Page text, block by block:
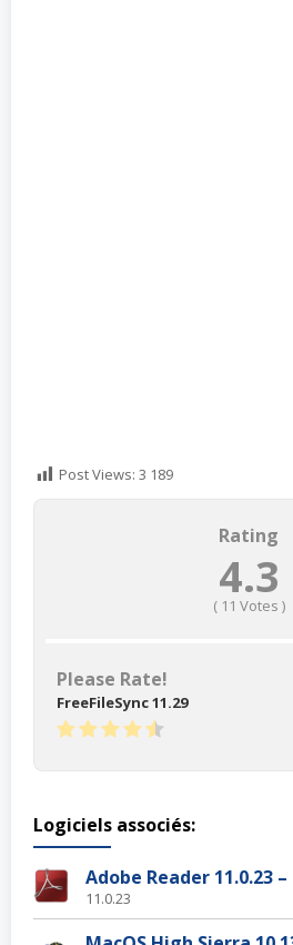
Post Views: 3 189
Rating
4.3
( 11 Votes )
Please Rate!
FreeFileSync 11.29
Logiciels associés:
Adobe Reader 11.0.23
11.0.23